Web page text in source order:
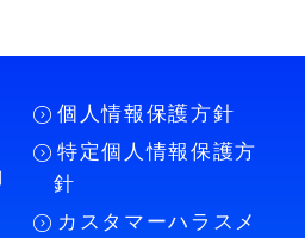
個人情報保護方針
特定個人情報保護方
針
カスタマーハラスメ